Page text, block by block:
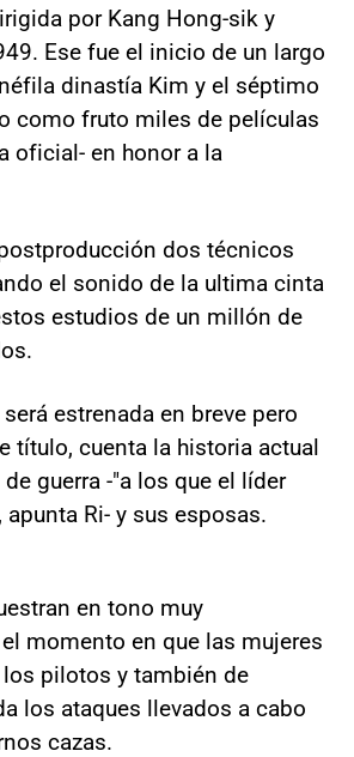
por Kang Hong-sik y
Ese fue el inicio de un largo
dinastía Kim y el séptimo
como fruto miles de películas
oficial- en honor a la
dos técnicos
el sonido de la ultima cinta
estudios de un millón de
estrenada en breve pero
título, cuenta la historia actual
guerra -"a los que el líder
apunta Ri- y sus esposas.
en tono muy
momento en que las mujeres
pilotos y también de
los ataques llevados a cabo
cazas.